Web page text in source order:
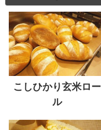
こしひかり玄米ロー
ル